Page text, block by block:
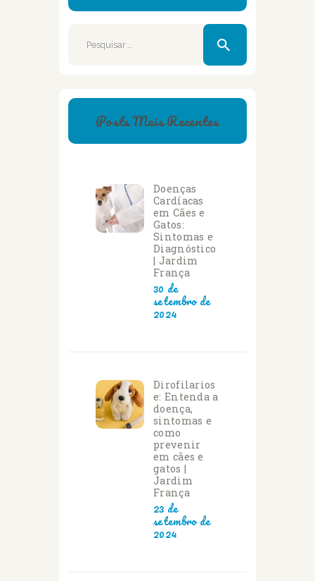
Posts Mais Recentes
Doenças
Cardíacas
em Cães e
Gatos:
Sintomas e
Diagnóstico
| Jardim
França
30 de
setembro de
2024
Dirofilarios
e: Entenda a
doença,
sintomas e
como
prevenir
em cães e
gatos |
Jardim
França
23 de
setembro de
2024